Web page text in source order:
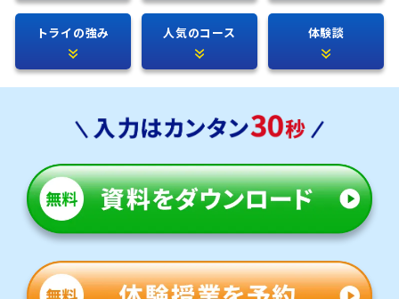
トライの強み 人気のコース 体験談